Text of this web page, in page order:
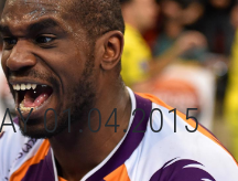
01.04.2015